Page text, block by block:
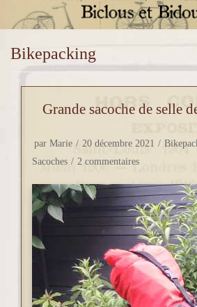
au
contenu
Bikepacking
Grande sacoche de selle
par Marie 20 décembre 2021
Sacoches
2 commentaires